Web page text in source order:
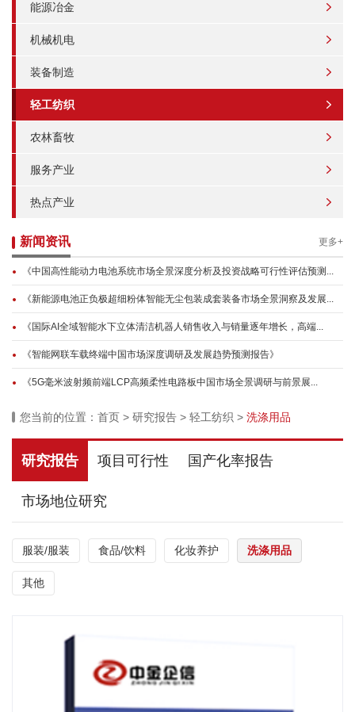
能源冶金
机械机电
装备制造
轻工纺织
农林畜牧
服务产业
热点产业
新闻资讯 更多+
《中国高性能动力电池系统市场全景深度分析及投资战略可行性评估预测...
《新能源电池正负极超细粉体智能无尘包装成套装备市场全景洞察及发展...
《国际AI全域智能水下立体清洁机器人销售收入与销量逐年增长，高端...
《智能网联车载终端中国市场深度调研及发展趋势预测报告》
《5G毫米波射频前端LCP高频柔性电路板中国市场全景调研与前景展...
您当前的位置： 首页 > 研究报告 > 轻工纺织 > 洗涤用品
研究报告 项目可行性 国产化率报告
市场地位研究
服装/服装 食品/饮料 化妆养护 洗涤用品
其他